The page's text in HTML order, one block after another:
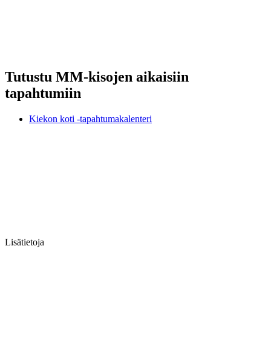
Tutustu MM-kisojen aikaisiin
tapahtumiin
Kiekon koti -tapahtumakalenteri
Lisätietoja